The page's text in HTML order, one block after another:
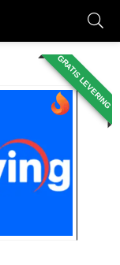
GRATIS LEVERING